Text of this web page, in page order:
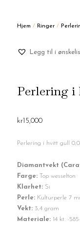
Hjem / Ringer /
Legg til i
Perlering i
kr 15,000
Perlering i hvitt gull
Diamantvekt
Farge: Top wesselton
Klarhet: Si
Perle: Kulturperle 7
Vekt: 3,4 gram
Materiale: 14 kt. -